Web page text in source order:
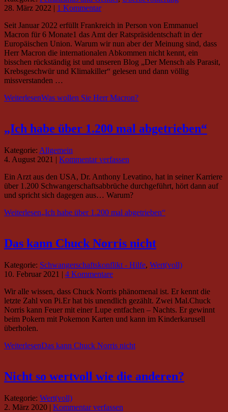
28. März 2022 | 1 Kommentar
Seit Januar 2022 erfüllt Frankreich in Person von Emmanuel
Macron für 6 Monate1 das Amt der Ratspräsidentschaft in der
Europäischen Union. Warum wir nun aber der Meinung sind, dass
Herr Macron die internationalen Abkommen nicht kennt, ein
bisschen rückständig ist und unseren Blog „Der Mensch als Parasit,
Krebsgeschwür und Klimakiller“ gelesen und dann völlig
missverstanden …
WeiterlesenWas wollen Sie Herr Macron?
„Ich habe über 1.200 mal abgetrieben“
Kategorie: Allgemein
4. August 2021 | Kommentar verfassen
Ein Arzt aus den USA, Dr. Anthony Levatino, hat in seiner Karriere
über 1.200 Schwangerschaftsabbrüche durchgeführt, hört dann auf
und spricht sich dagegen aus… Warum?
Weiterlesen„Ich habe über 1.200 mal abgetrieben“
Das kann Chuck Norris nicht
Kategorie: Schwangerschaftskonflikt - Hilfe, Wert(voll)
10. Februar 2021 | 4 Kommentare
Wir alle wissen, dass Chuck Norris phänomenal ist. Er kennt die
letzte Zahl von Pi.Er hat bis unendlich gezählt. Zwei Mal.Chuck
Norris kann Feuer mit einer Lupe entfachen – Nachts. Er gewinnt
beim Pokern mit Pokemon Karten und kann im Kinderkarusell
überholen.
WeiterlesenDas kann Chuck Norris nicht
Nicht so wertvoll wie die anderen?
Kategorie: Wert(voll)
2. März 2020 | Kommentar verfassen